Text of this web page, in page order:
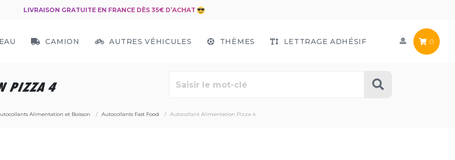
LIVRAISON GRATUITE EN FRANCE DÈS 35€ D’ACHAT
CAMION AUTRES VÉHICULES THÈMES LETTRAGE ADHÉSIF 0
PIZZA 4
Alimentation et Boisson Autocollants Fast Food Autocollant Alimentation Pizza 4